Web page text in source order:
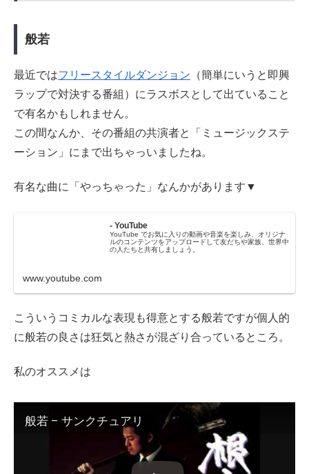
般若
最近ではフリースタイルダンジョン （簡単にいうと即興
ラップで対決する番組）にラスボスとして出ていること
で有名かもしれません。
この間なんか、その番組の共演者と「ミュージックステ
ーション」にまで出ちゃっいましたね。
有名な曲に「やっちゃった」なんかがあります▼
- YouTube
YouTube でお気に入りの動画や音楽を楽しみ、オリジナ
ルのコンテンツをアップロードして友だちや家族、世界中
の人たちと共有しましょう。
www.youtube.com
こういうコミカルな表現も得意とする般若ですが個人的
に般若の良さは狂気と熱さが混ざり合っているところ。
私のオススメは
般若 – サンクチュアリ